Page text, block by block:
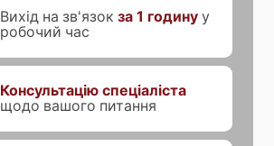
Вихід на зв'язок за 1 годинуу
робочий час
Консультацію спеціаліста
щодо вашого питання